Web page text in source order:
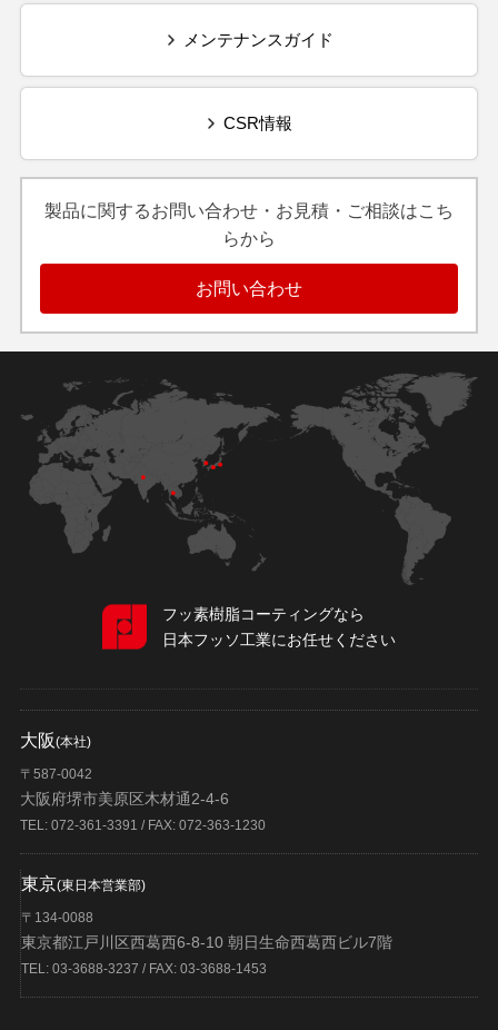
メンテナンスガイド
CSR情報
製品に関するお問い合わせ・お見積・ご相談はこち
らから
お問い合わせ
フッ素樹脂コーティングなら
日本フッソ工業にお任せください
大阪(本社)
〒587-0042
大阪府堺市美原区木材通2-4-6
TEL: 072-361-3391 / FAX: 072-363-1230
東京(東日本営業部)
〒134-0088
東京都江戸川区西葛西6-8-10 朝日生命西葛西ビル7階
TEL: 03-3688-3237 / FAX: 03-3688-1453